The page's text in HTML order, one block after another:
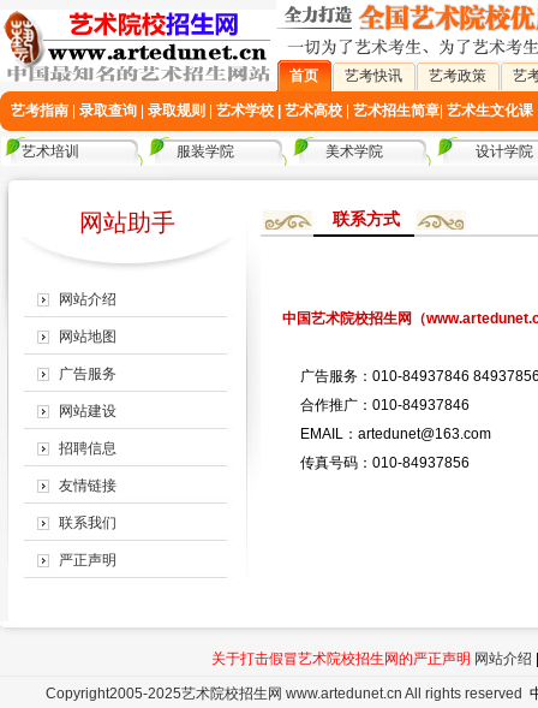
首页 艺考快讯 艺考政策 艺
艺考指南 录取查询 录取规则 艺术学校 艺术高校 艺术招生简章 艺术生文化课
艺术培训 服装学院 美术学院 设计学院
网站助手
网站介绍
网站地图
广告服务
网站建设
招聘信息
友情链接
联系我们
严正声明
联系方式
中国艺术院校招生网（
广告服务：010-84937846
合作推广：010-84937846
EMAIL：artedunet@163.com
传真号码：010-84937856
关于打击假冒艺术院校招生网的严正声明 网站介绍
Copyright2005-2025艺术院校招生网 www.artedunet.cn All rights reserved